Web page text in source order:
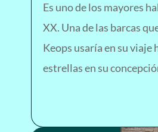
Es uno de los mayores
XX. Una de las barcas
Keops usaría en su viaje
estrellas en su